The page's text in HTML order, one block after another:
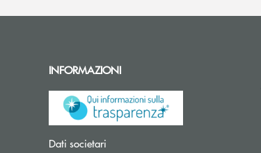
INFORMAZIONI
Dati societari